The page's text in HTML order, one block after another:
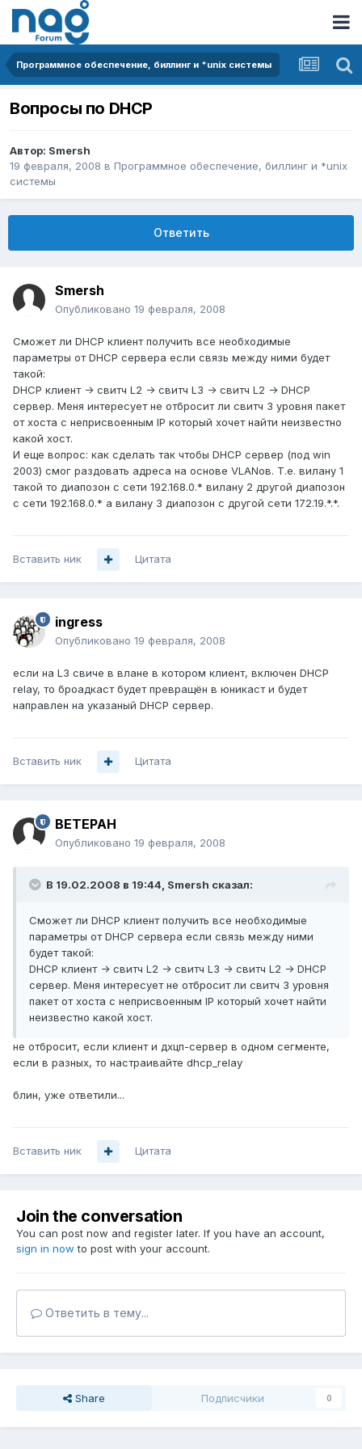
Программное обеспечение, биллинг и *unix системы
Вопросы по DHCP
Автор: Smersh
19 февраля, 2008 в Программное обеспечение, биллинг и *unix
системы
Ответить
Smersh
Опубликовано 19 февраля, 2008
Сможет ли DHCP клиент получить все необходимые
параметры от DHCP сервера если связь между ними будет
такой:
DHCP клиент -> свитч L2 -> свитч L3 -> свитч L2 -> DHCP
сервер. Меня интересует не отбросит ли свитч 3 уровня пакет
от хоста с неприсвоенным IP который хочет найти неизвестно
какой хост.
И еще вопрос: как сделать так чтобы DHCP сервер (под win
2003) смог раздовать адреса на основе VLANов. Т.е. вилану 1
такой то диапозон с сети 192.168.0.* вилану 2 другой диапозон
с сети 192.168.0.* а вилану 3 диапозон с другой сети 172.19.*.*.
Вставить ник Цитата
ingress
Опубликовано 19 февраля, 2008
если на L3 свиче в влане в котором клиент, включен DHCP
relay, то броадкаст будет превращён в юникаст и будет
направлен на указаный DHCP сервер.
Вставить ник Цитата
BETEPAH
Опубликовано 19 февраля, 2008
В 19.02.2008 в 19:44, Smersh сказал:
Сможет ли DHCP клиент получить все необходимые
параметры от DHCP сервера если связь между ними
будет такой:
DHCP клиент -> свитч L2 -> свитч L3 -> свитч L2 -> DHCP
сервер. Меня интересует не отбросит ли свитч 3 уровня
пакет от хоста с неприсвоенным IP который хочет найти
неизвестно какой хост.
не отбросит, если клиент и дхцп-сервер в одном сегменте,
если в разных, то настраивайте dhcp_relay
блин, уже ответили...
Вставить ник Цитата
Join the conversation
You can post now and register later. If you have an account,
sign in now to post with your account.
Ответить в тему...
Share Подписчики 0